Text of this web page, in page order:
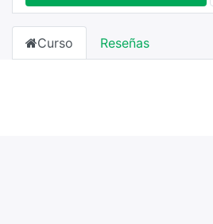
Curso Reseñas